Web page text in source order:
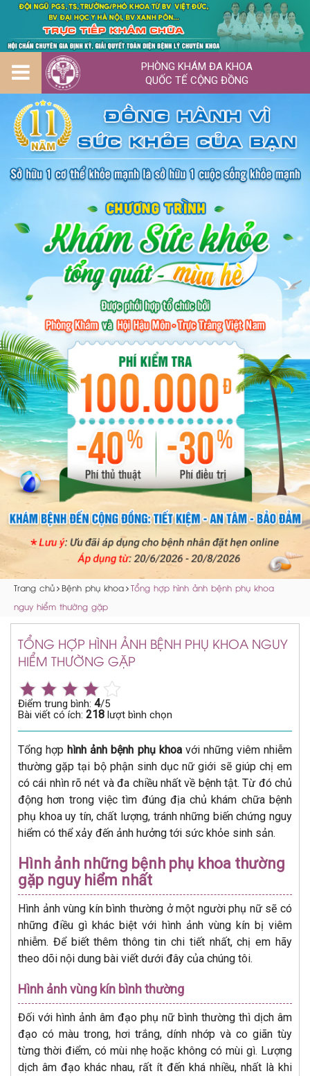
PHÒNG KHÁM ĐA KHOA
QUỐC TẾ CỘNG ĐỒNG
Trang chủ Bệnh phụ khoa Tổng hợp hình ảnh bệnh phụ khoa
nguy hiểm thường gặp
TỔNG HỢP HÌNH ẢNH BỆNH PHỤ KHOA NGUY
HIỂM THƯỜNG GẶP
Điểm trung bình: 4/5
Bài viết có ích: 218 lượt bình chọn
Tổng hợphình ảnh bệnh phụ khoavới những viêm nhiễm
thường gặp tại bộ phận sinh dục nữ giới sẽ giúp chị em
có cái nhìn rõ nét và đa chiều nhất về bệnh tật. Từ đó chủ
động hơn trong việc tìm đúng địa chủ khám chữa bệnh
phụ khoa uy tín, chất lượng, tránh những biến chứng nguy
hiểm có thể xảy đến ảnh hưởng tới sức khỏe sinh sản.
Hình ảnh những bệnh phụ khoa thường
gặp nguy hiểm nhất
Hình ảnh vùng kín bình thường ở một người phụ nữ sẽ có
những điều gì khác biệt với hình ảnh vùng kín bị viêm
nhiễm. Để biết thêm thông tin chi tiết nhất, chị em hãy
theo dõi nội dung bài viết dưới đây của chúng tôi.
Hình ảnh vùng kín bình thường
Đối với hình ảnh âm đạo phụ nữ bình thường thì dịch âm
đạo có màu trong, hơi trắng, dính nhớp và co giãn tùy
từng thời điểm, có mùi nhẹ hoặc không có mùi gì. Lượng
dịch âm đạo khác nhau, rất ít đến khá nhiều, nhất là khi